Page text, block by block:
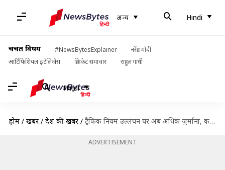
अन्य Hindi
चर्चित विषय #NewsBytesExplainer
नरेंद्र मोदी
आर्टिफिशियल इंटेलिजेंस
क्रिकेट समाचार राहुल गांधी
Hindi
होम / खबरें / देश की खबरें / ट्रैफिक नियम उल्लंघन पर अब अधिक जुर्माना, कट सकता है एक लाख रुपये तक का चालान
ADVERTISEMENT